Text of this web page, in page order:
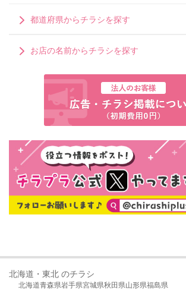
都道府県からチラシを探す
お店の名前からチラシを探す
北海道・東北 のチラシ
北海道青森県岩手県宮城県秋田県山形県福島県